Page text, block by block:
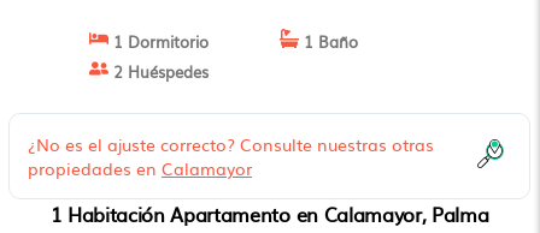
1 Dormitorio
1 Baño
2 Huéspedes
¿No es el ajuste correcto? Consulte nuestras otras
propiedades en Calamayor
1 Habitación Apartamento en Calamayor, Palma